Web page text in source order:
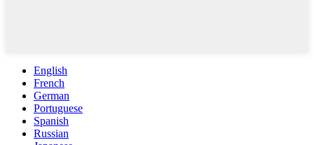
English
French
German
Portuguese
Spanish
Russian